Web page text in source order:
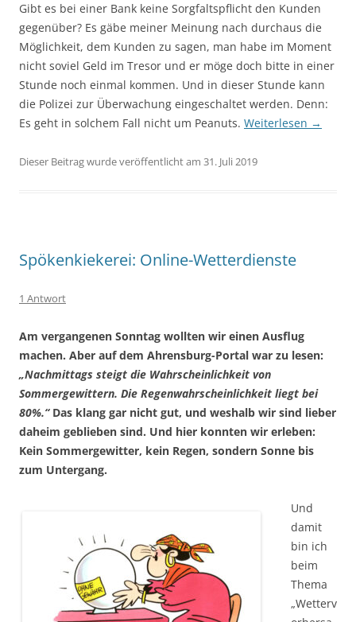
Gibt es bei einer Bank keine Sorgfaltspflicht den Kunden
gegenüber? Es gäbe meiner Meinung nach durchaus die
Möglichkeit, dem Kunden zu sagen, man habe im Moment
nicht soviel Geld im Tresor und er möge doch bitte in einer
Stunde noch einmal kommen. Und in dieser Stunde kann
die Polizei zur Überwachung eingeschaltet werden. Denn:
Es geht in solchem Fall nicht um Peanuts. Weiterlesen →
Dieser Beitrag wurde veröffentlicht am 31. Juli 2019
Spökenkiekerei: Online-Wetterdienste
1 Antwort
Am vergangenen Sonntag wollten wir einen Ausflug
machen. Aber auf dem Ahrensburg-Portal war zu lesen:
„Nachmittags steigt die Wahrscheinlichkeit von
Sommergewittern. Die Regenwahrscheinlichkeit liegt bei
80%.“Das klang gar nicht gut, und weshalb wir sind lieber
daheim geblieben sind. Und hier konnten wir erleben:
Kein Sommergewitter, kein Regen, sondern Sonne bis
zum Untergang.
Und
damit
bin ich
beim
Thema
„Wetterv